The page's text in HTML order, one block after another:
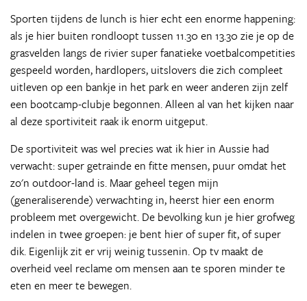
Sporten tijdens de lunch is hier echt een enorme happening:
als je hier buiten rondloopt tussen 11.30 en 13.30 zie je op de
grasvelden langs de rivier super fanatieke voetbalcompetities
gespeeld worden, hardlopers, uitslovers die zich compleet
uitleven op een bankje in het park en weer anderen zijn zelf
een bootcamp-clubje begonnen. Alleen al van het kijken naar
al deze sportiviteit raak ik enorm uitgeput.
De sportiviteit was wel precies wat ik hier in Aussie had
verwacht: super getrainde en fitte mensen, puur omdat het
zo'n outdoor-land is. Maar geheel tegen mijn
(generaliserende) verwachting in, heerst hier een enorm
probleem met overgewicht. De bevolking kun je hier grofweg
indelen in twee groepen: je bent hier of super fit, of super
dik. Eigenlijk zit er vrij weinig tussenin. Op tv maakt de
overheid veel reclame om mensen aan te sporen minder te
eten en meer te bewegen.